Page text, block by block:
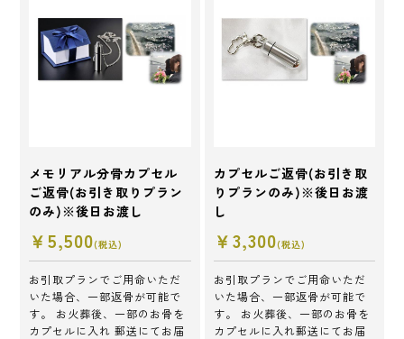
メモリアル分骨カプセル
ご返骨(お引き取りプラン
のみ)※後日お渡し
￥5,500(税込)
お引取プランでご用命いただ
いた場合、一部返骨が可能で
す。 お火葬後、一部のお骨を
カプセルに入れ 郵送にてお届
カプセルご返骨(お引き取
りプランのみ)※後日お渡
し
￥3,300(税込)
お引取プランでご用命いただ
いた場合、一部返骨が可能で
す。 お火葬後、一部のお骨を
カプセルに入れ郵送にてお届